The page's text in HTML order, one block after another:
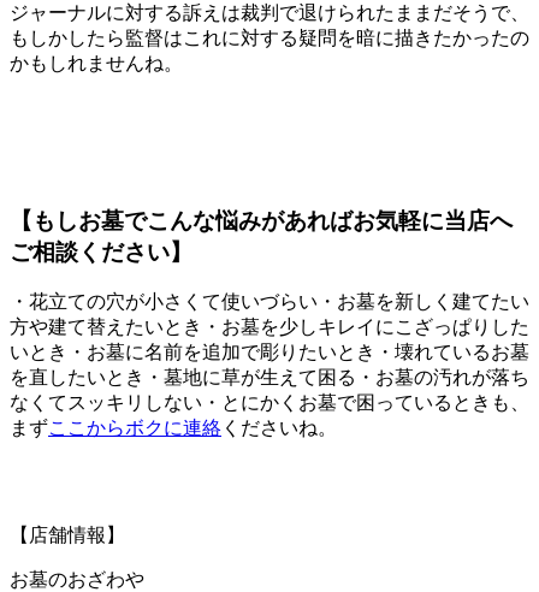
ジャーナルに対する訴えは裁判で退けられたままだそうで、
もしかしたら監督はこれに対する疑問を暗に描きたかったの
かもしれませんね。
【もしお墓でこんな悩みがあればお気軽に当店へ
ご相談ください】
・花立ての穴が小さくて使いづらい・お墓を新しく建てたい
方や建て替えたいとき・お墓を少しキレイにこざっぱりした
いとき・お墓に名前を追加で彫りたいとき・壊れているお墓
を直したいとき・墓地に草が生えて困る・お墓の汚れが落ち
なくてスッキリしない・とにかくお墓で困っているときも、
まずここからボクに連絡 くださいね。
【店舗情報】
お墓のおざわや